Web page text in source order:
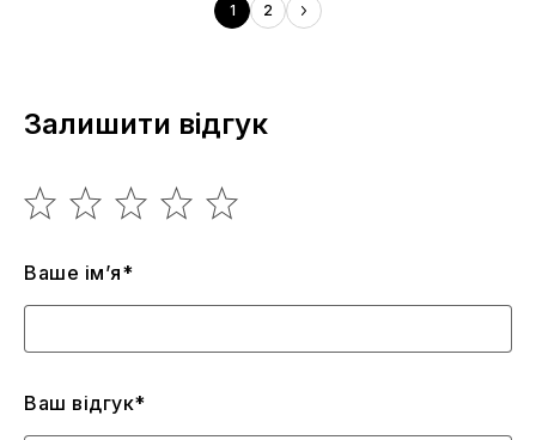
1 2
Залишити відгук
Ваше ім’я*
Ваш відгук*